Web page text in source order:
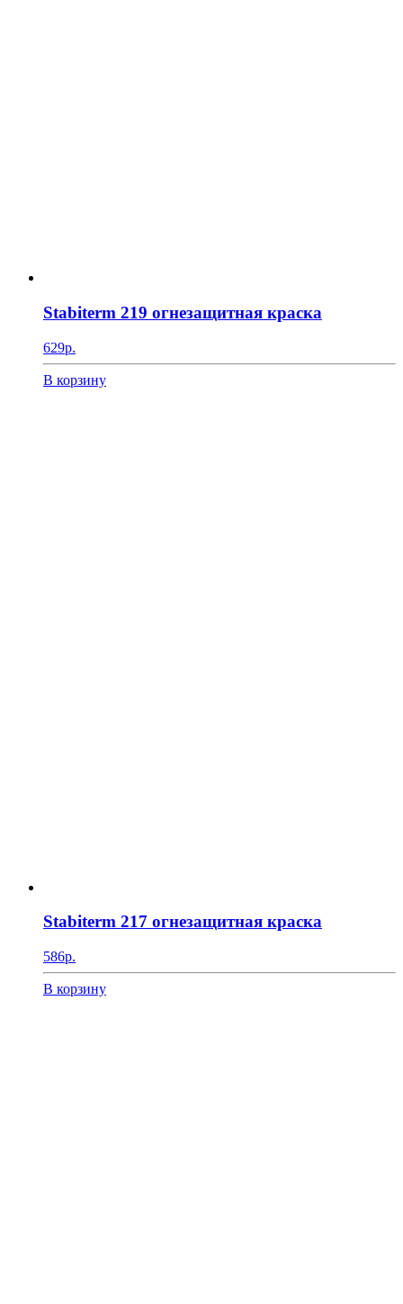
Stabiterm 219 огнезащитная краска
629р.
В корзину
Stabiterm 217 огнезащитная краска
586р.
В корзину